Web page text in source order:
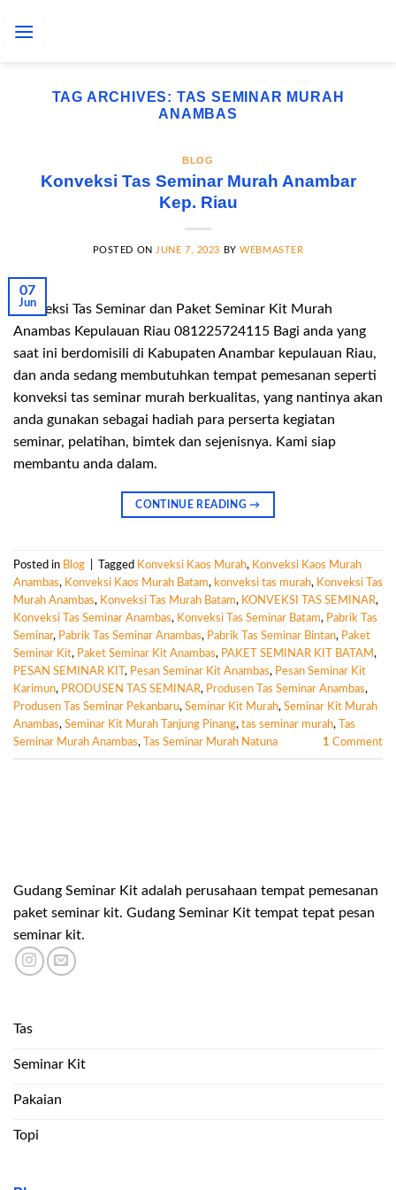
TAG ARCHIVES: TAS SEMINAR MURAH
ANAMBAS
BLOG
Konveksi Tas Seminar Murah Anambar
Kep. Riau
POSTED ON JUNE 7, 2023 BYWEBMASTER
07
Jun
Konveksi Tas Seminar dan Paket Seminar Kit Murah
Anambas Kepulauan Riau 081225724115 Bagi anda yang
saat ini berdomisili di Kabupaten Anambar kepulauan Riau,
dan anda sedang membutuhkan tempat pemesanan seperti
konveksi tas seminar murah berkualitas, yang nantinya akan
anda gunakan sebagai hadiah para perserta kegiatan
seminar, pelatihan, bimtek dan sejenisnya. Kami siap
membantu anda dalam.
CONTINUE READING→
Posted in Blog Tagged Konveksi Kaos Murah, Konveksi Kaos Murah
Anambas, Konveksi Kaos Murah Batam, konveksi tas murah, Konveksi Tas
Murah Anambas, Konveksi Tas Murah Batam, KONVEKSI TAS SEMINAR,
Konveksi Tas Seminar Anambas, Konveksi Tas Seminar Batam, Pabrik Tas
Seminar, Pabrik Tas Seminar Anambas, Pabrik Tas Seminar Bintan, Paket
Seminar Kit, Paket Seminar Kit Anambas, PAKET SEMINAR KIT BATAM,
PESAN SEMINAR KIT , Pesan Seminar Kit Anambas, Pesan Seminar Kit
Karimun, PRODUSEN TAS SEMINAR, Produsen Tas Seminar Anambas,
Produsen Tas Seminar Pekanbaru, Seminar Kit Murah, Seminar Kit Murah
Anambas, Seminar Kit Murah Tanjung Pinang, tas seminar murah,
Tas
Seminar Murah Anambas, Tas Seminar Murah Natuna 1 Comment
Gudang Seminar Kit adalah perusahaan tempat pemesanan
paket seminar kit. Gudang Seminar Kit tempat tepat pesan
seminar kit.
Tas
Seminar Kit
Pakaian
Topi